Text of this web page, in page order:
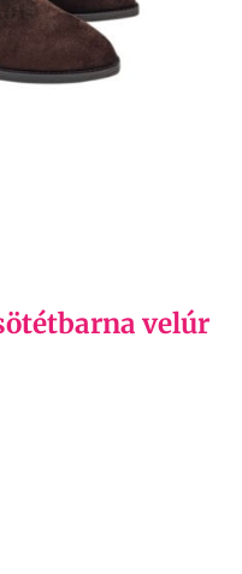
velúr